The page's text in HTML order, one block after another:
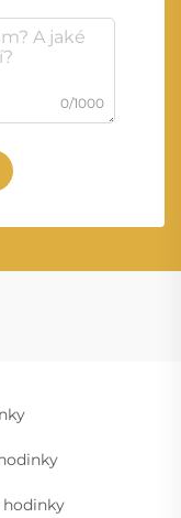
0/1000
hodinky